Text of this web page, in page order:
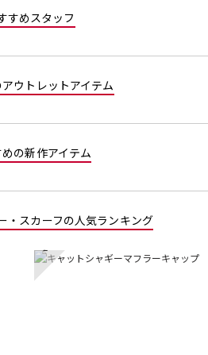
す。
／
5
す。
星
5
5
す。
すめスタッフ
ウトレットアイテム
めの新作アイテム
・スカーフの人気ランキング
2